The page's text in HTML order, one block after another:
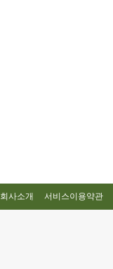
회사소개 서비스이용약관